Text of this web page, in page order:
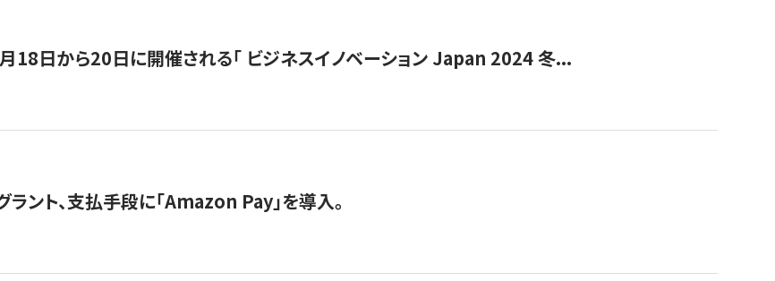
月18日から20日に開催される「 ビジネスイノベーション Japan 2024 冬...
ント、支払手段に「Amazon Pay」を導入。